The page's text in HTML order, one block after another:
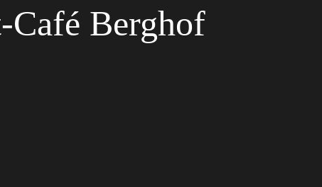
Café Berghof